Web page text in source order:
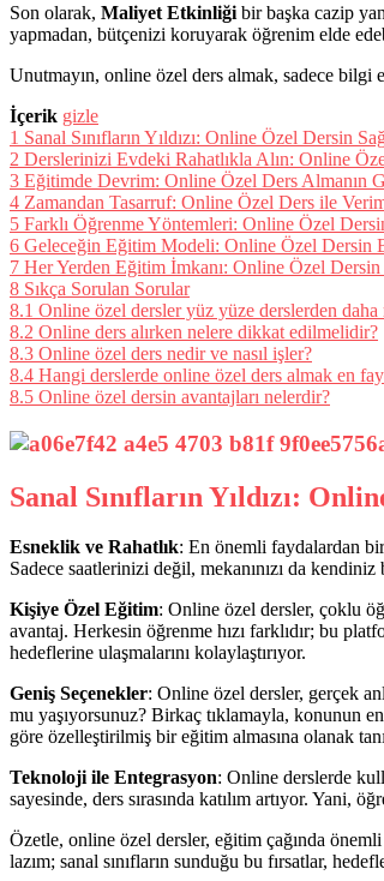
Son olarak, Maliyet Etkinliği bir başka cazip
yapmadan, bütçenizi koruyarak öğrenim elde
Unutmayın, online özel ders almak, sadece
İçerik gizle
1 Sanal Sınıfların Yıldızı: Online Özel Dersin
2 Derslerinizi Evdeki Rahatlıkla Alın: Online
3 Eğitimde Devrim: Online Özel Ders Almanın
4 Zamandan Tasarruf: Online Özel Ders ile
5 Farklı Öğrenme Yöntemleri: Online Özel
6 Geleceğin Eğitim Modeli: Online Özel Dersin
7 Her Yerden Eğitim İmkanı: Online Özel Dersin
8 Sıkça Sorulan Sorular
8.1 Online özel dersler yüz yüze derslerden daha
8.2 Online ders alırken nelere dikkat edilmelidir?
8.3 Online özel ders nedir ve nasıl işler?
8.4 Hangi derslerde online özel ders almak en
8.5 Online özel dersin avantajları nelerdir?
Sanal Sınıfların Yıldızı:
Esneklik ve Rahatlık: En önemli faydalardan
Sadece saatlerinizi değil, mekanınızı da
Kişiye Özel Eğitim: Online özel dersler, çoklu
avantaj. Herkesin öğrenme hızı farklıdır; bu
hedeflerine ulaşmalarını kolaylaştırıyor.
Geniş Seçenekler: Online özel dersler, gerçek
mu yaşıyorsunuz? Birkaç tıklamayla, konunun
göre özelleştirilmiş bir eğitim almasına olanak
Teknoloji ile Entegrasyon: Online derslerde
sayesinde, ders sırasında katılım artıyor. Yani,
Özetle, online özel dersler, eğitim çağında
lazım; sanal sınıfların sunduğu bu fırsatlar,